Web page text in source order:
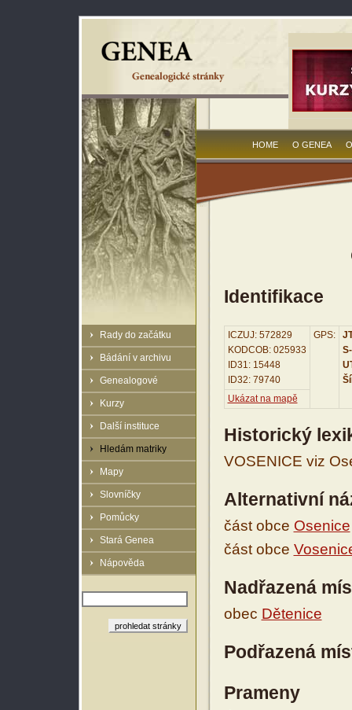
Rady do začátku
Bádání v archivu
Genealogové
Kurzy
Další instituce
Hledám matriky
Mapy
Slovníčky
Pomůcky
Stará Genea
Nápověda
HOME O GENEA
Identifikace
ICZUJ: 572829
KODCOB: 025933
ID31: 15448
ID32: 79740
GPS:
Ukázat na mapě
Historický
VOSENICE viz
Alternativní
část obce Osenice
část obce
Nadřazená
obec Dětenice
Podřazená
Prameny